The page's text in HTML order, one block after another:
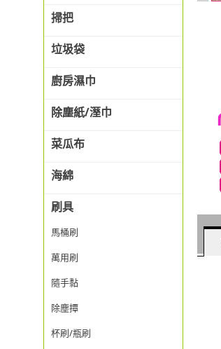
掃把
垃圾袋
廚房濕巾
除塵紙/溼巾
菜瓜布
海綿
刷具
馬桶刷
萬用刷
隨手黏
除塵撢
杯刷/瓶刷